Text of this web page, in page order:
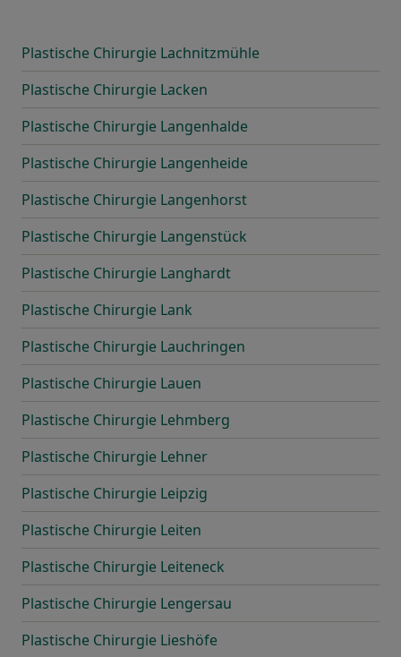
Plastische Chirurgie Lachnitzmühle
Plastische Chirurgie Lacken
Plastische Chirurgie Langenhalde
Plastische Chirurgie Langenheide
Plastische Chirurgie Langenhorst
Plastische Chirurgie Langenstück
Plastische Chirurgie Langhardt
Plastische Chirurgie Lank
Plastische Chirurgie Lauchringen
Plastische Chirurgie Lauen
Plastische Chirurgie Lehmberg
Plastische Chirurgie Lehner
Plastische Chirurgie Leipzig
Plastische Chirurgie Leiten
Plastische Chirurgie Leiteneck
Plastische Chirurgie Lengersau
Plastische Chirurgie Lieshöfe